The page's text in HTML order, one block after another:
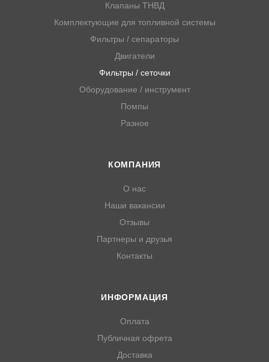
Клапаны ТНВД
Комплектующие для топливной системы
Фильтры / сепараторы
Двигатели
Фильтры / сеточки
Оборудование / инструмент
Помпы
Разное
КОМПАНИЯ
О нас
Наши вакансии
Отзывы
Партнеры и друзья
Контакты
ИНФОРМАЦИЯ
Оплата
Публичная офрета
Доставка